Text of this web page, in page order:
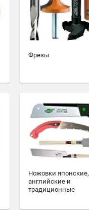
Фрезы
Ножовки японские,
английские и
традиционные